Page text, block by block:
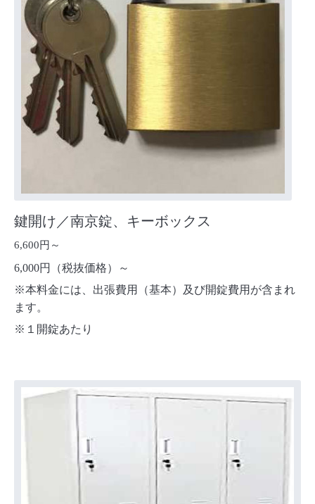
鍵開け／南京錠、キーボックス
6,600円～
6,000円（税抜価格）～
※本料金には、出張費用（基本）及び開錠費用が含まれ
ます。
※１開錠あたり